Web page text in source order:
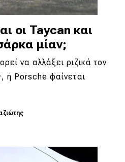
οι Taycan και
μίαν;
να αλλάξει ριζικά τον
η Porsche φαίνεται